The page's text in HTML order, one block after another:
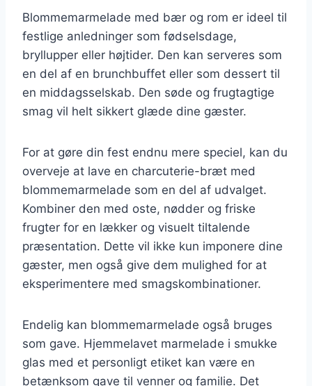
Blommemarmelade med bær og rom er ideel til
festlige anledninger som fødselsdage,
bryllupper eller højtider. Den kan serveres som
en del af en brunchbuffet eller som dessert til
en middagsselskab. Den søde og frugtagtige
smag vil helt sikkert glæde dine gæster.
For at gøre din fest endnu mere speciel, kan du
overveje at lave en charcuterie-bræt med
blommemarmelade som en del af udvalget.
Kombiner den med oste, nødder og friske
frugter for en lækker og visuelt tiltalende
præsentation. Dette vil ikke kun imponere dine
gæster, men også give dem mulighed for at
eksperimentere med smagskombinationer.
Endelig kan blommemarmelade også bruges
som gave. Hjemmelavet marmelade i smukke
glas med et personligt etiket kan være en
betænksom gave til venner og familie. Det